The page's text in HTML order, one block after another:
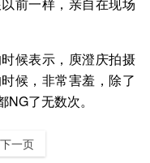
候表示，庾澄庆拍摄
候，非常害羞，除了
了无数次。
下一页